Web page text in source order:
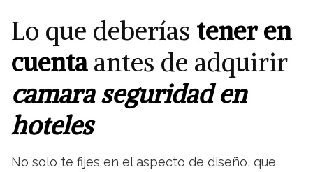
Lo que deberías tener en
cuentaantes de adquirir
camara seguridad en
hoteles
No solo te fijes en el aspecto de diseño, que